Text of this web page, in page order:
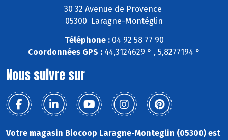
30 32 Avenue de Provence
05300 Laragne-Montéglin
Téléphone :04 92 58 77 90
Coordonnées GPS : 44,3124629 ° , 5,8277194 °
Nous suivre sur
Votre magasin Biocoop Laragne-Monteglin (05300) est